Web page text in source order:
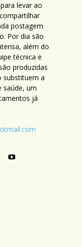
levar ao
postagem
Por dia são
além do
técnica e
produzidas
substituem a
saúde, um
já